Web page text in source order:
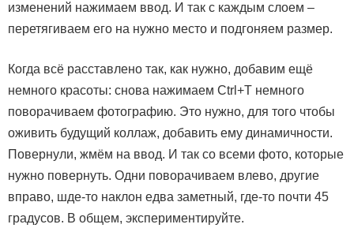
изменений нажимаем ввод. И так с каждым слоем –
перетягиваем его на нужно место и подгоняем размер.
Когда всё расставлено так, как нужно, добавим ещё
немного красоты: снова нажимаем Ctrl+T немного
поворачиваем фотографию. Это нужно, для того чтобы
оживить будущий коллаж, добавить ему динамичности.
Повернули, жмём на ввод. И так со всеми фото, которые
нужно повернуть. Одни поворачиваем влево, другие
вправо, шде-то наклон едва заметный, где-то почти 45
градусов. В общем, экспериментируйте.